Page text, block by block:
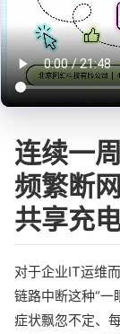
连续一
频繁断
共享充
对于企业IT运维
链路中断这种“一
症状飘忽不定、